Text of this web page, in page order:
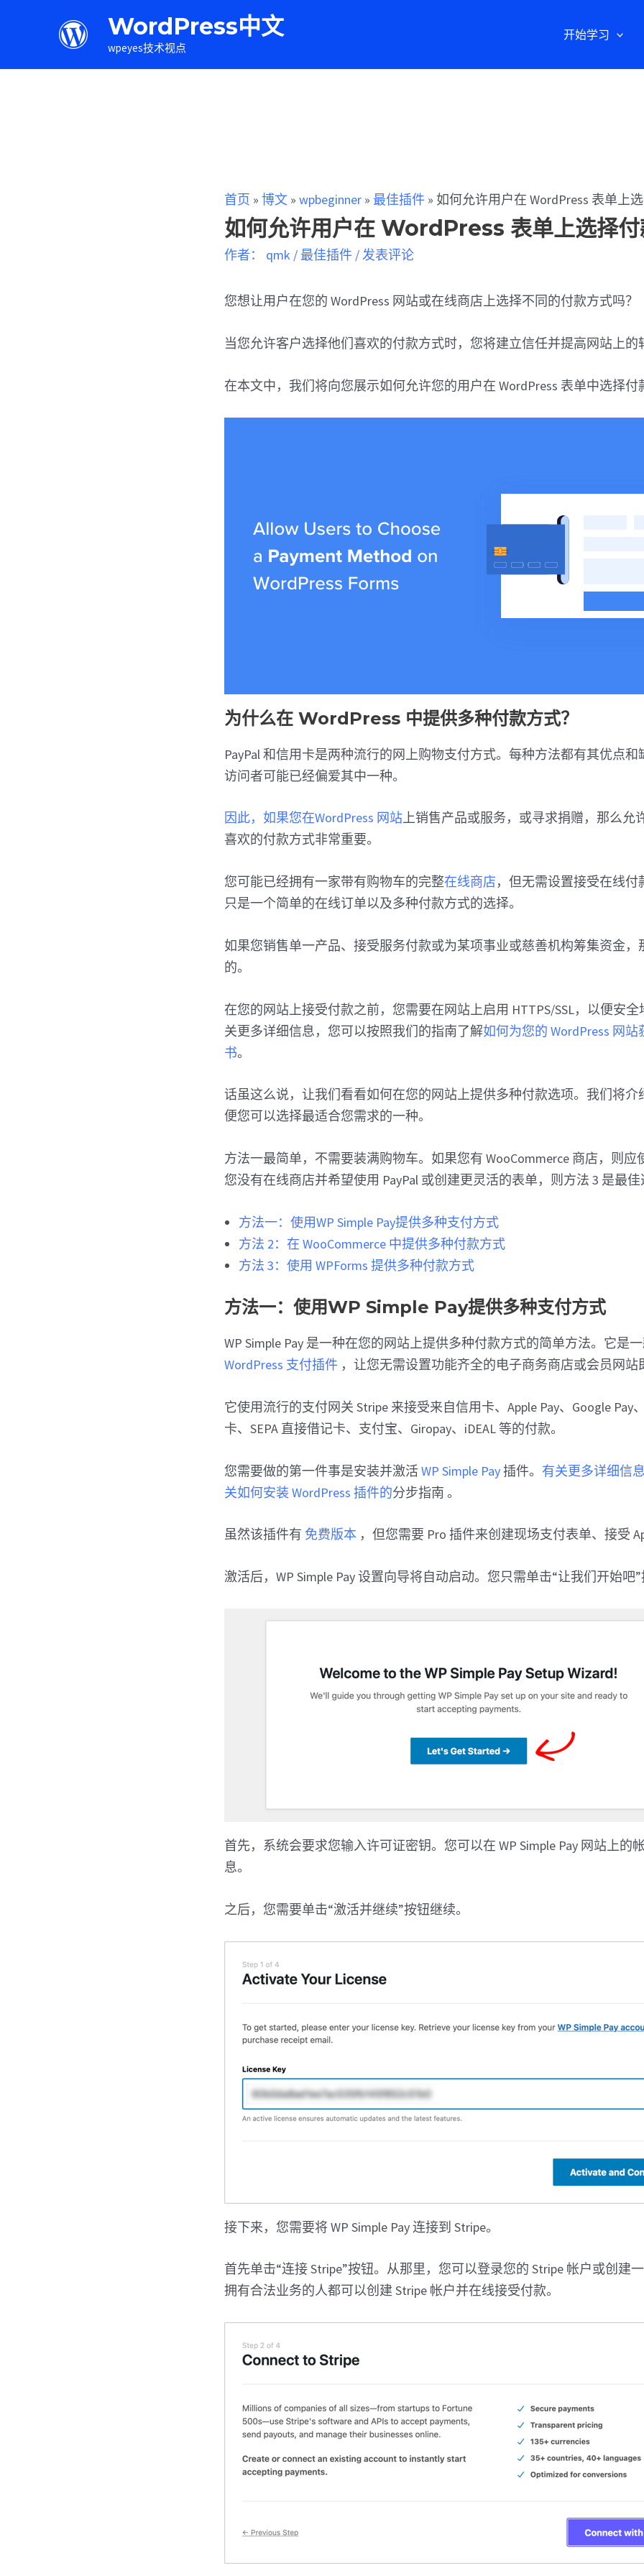
WordPress中文
wpeyes技术视点
开始学习
首页 »博文 »wpbeginner » 最佳插件 »如何允许用户在 WordPress 表单上
如何允许用户在 WordPress 表单上选择付
作者： qmk / 最佳插件 /发表评论
您想让用户在您的 WordPress 网站或在线商店上选择不同的付款方式吗？
当您允许客户选择他们喜欢的付款方式时，您将建立信任并提高网站上的
在本文中，我们将向您展示如何允许您的用户在 WordPress 表单中选择付
为什么在 WordPress 中提供多种付款方式？
PayPal 和信用卡是两种流行的网上购物支付方式。每种方法都有其优点和
访问者可能已经偏爱其中一种。
因此，如果您在WordPress 网站上销售产品或服务，或寻求捐赠，那么允
喜欢的付款方式非常重要。
您可能已经拥有一家带有购物车的完整在线商店，但无需设置接受在线付
只是一个简单的在线订单以及多种付款方式的选择。
如果您销售单一产品、接受服务付款或为某项事业或慈善机构筹集资金，
的。
在您的网站上接受付款之前，您需要在网站上启用 HTTPS/SSL，以便安
关更多详细信息，您可以按照我们的指南了解如何为您的 WordPress 网站
书。
话虽这么说，让我们看看如何在您的网站上提供多种付款选项。我们将介
便您可以选择最适合您需求的一种。
方法一最简单，不需要装满购物车。如果您有 WooCommerce 商店，则应
您没有在线商店并希望使用 PayPal 或创建更灵活的表单，则方法 3 是最佳
方法一：使用WP Simple Pay提供多种支付方式
方法 2：在 WooCommerce 中提供多种付款方式
方法 3：使用 WPForms 提供多种付款方式
方法一：使用WP Simple Pay提供多种支付方式
WP Simple Pay 是一种在您的网站上提供多种付款方式的简单方法。它是
WordPress 支付插件 ，让您无需设置功能齐全的电子商务商店或会员网站
它使用流行的支付网关 Stripe 来接受来自信用卡、Apple Pay、Google Pay
卡、SEPA 直接借记卡、支付宝、Giropay、iDEAL 等的付款。
您需要做的第一件事是安装并激活WP Simple Pay插件。 有关更多详细信
关如何安装 WordPress 插件的分步指南 。
虽然该插件有 免费版本 ，但您需要 Pro 插件来创建现场支付表单、接受
激活后，WP Simple Pay 设置向导将自动启动。您只需单击“让我们开始吧”
首先，系统会要求您输入许可证密钥。您可以在 WP Simple Pay 网站上的
息。
之后，您需要单击“激活并继续”按钮继续。
接下来，您需要将 WP Simple Pay 连接到 Stripe。
首先单击“连接 Stripe”按钮。从那里，您可以登录您的 Stripe 帐户或创建
拥有合法业务的人都可以创建 Stripe 帐户并在线接受付款。